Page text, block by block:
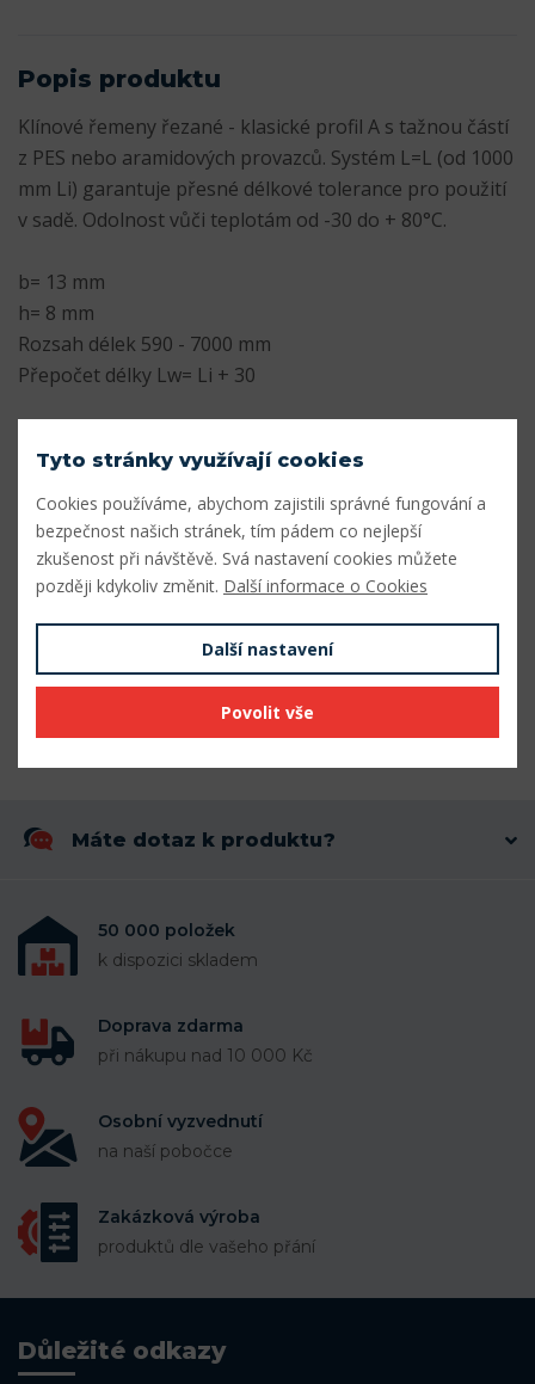
Popis produktu
Klínové řemeny řezané - klasické profil A s tažnou částí
z PES nebo aramidových provazců. Systém L=L (od 1000
mm Li) garantuje přesné délkové tolerance pro použití
v sadě. Odolnost vůči teplotám od -30 do + 80°C.
b= 13 mm
h= 8 mm
Rozsah délek 590 - 7000 mm
Přepočet délky Lw= Li + 30
Šířka profilu (mm)
Výška profilu (mm)
Vnitřní délka Li (mm) 2510
Výpočtová délka Lw (mm) 2540
Máte dotaz k produktu?
50 000 položek
k dispozici skladem
Doprava zdarma
při nákupu nad 10 000 Kč
Osobní vyzvednutí
na naší pobočce
Zakázková výroba
produktů dle vašeho přání
Důležité odkazy
Tyto stránky využívají cookies
Cookies používáme, abychom zajistili správné fungování a
bezpečnost našich stránek, tím pádem co nejlepší
zkušenost při návštěvě. Svá nastavení cookies můžete
později kdykoliv změnit. Další informace o Cookies
Další nastavení
Povolit vše